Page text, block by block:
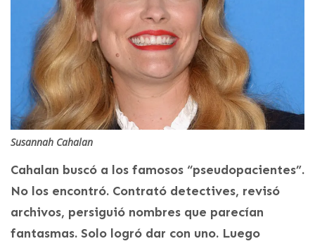
Susannah Cahalan
Cahalan buscó a los famosos “pseudopacientes”.
No los encontró. Contrató detectives, revisó
archivos, persiguió nombres que parecían
fantasmas. Solo logró dar con uno. Luego